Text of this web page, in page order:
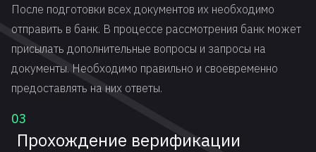
После подготовки всех документов их необходимо
отправить в банк. В процессе рассмотрения банк может
присылать дополнительные вопросы и запросы на
документы. Необходимо правильно и своевременно
предоставлять на них ответы.
03
Прохождение верификации